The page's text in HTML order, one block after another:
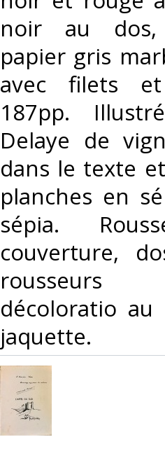
noir au
papier gris
avec filets
187pp.
Delaye de
dans le texte
planches en
sépia.
couverture,
décoloratio
jaquette.‎